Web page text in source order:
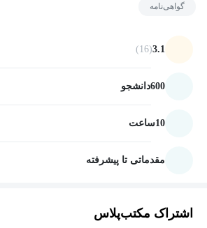
گواهی‌نامه
3.1
(16)
600دانشجو
10ساعت
مقدماتی تا پیشرفته
اشتراک مکتب‌پلاس